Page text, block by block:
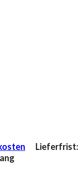
Lieferfrist: